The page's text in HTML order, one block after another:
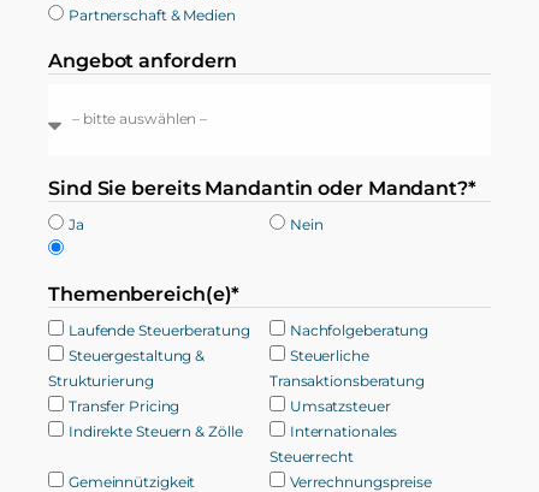
Partnerschaft & Medien
Angebot anfordern
Sind Sie bereits Mandantin oder Mandant?*
Ja Nein
Themenbereich(e)*
Laufende Steuerberatung
Nachfolgeberatung
Steuergestaltung &
Strukturierung
Steuerliche
Transaktionsberatung
Transfer Pricing
Umsatzsteuer
Indirekte Steuern & Zölle
Internationales
Steuerrecht
Gemeinnützigkeit
Verrechnungspreise